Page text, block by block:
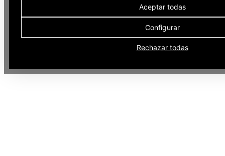
Aceptar todas
Configurar
Rechazar todas